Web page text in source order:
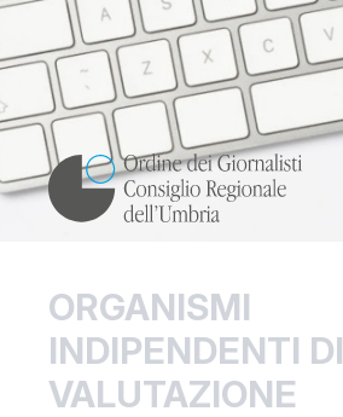
ORGANISMI
INDIPENDENTI DI
VALUTAZIONE